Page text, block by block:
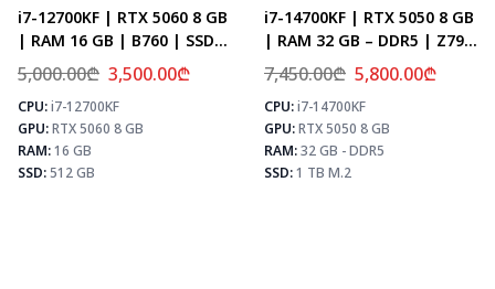
i7-12700KF | RTX 5060 8 GB
| RAM 16 GB | B760 | SSD
512 GB
5,000.00₾ 3,500.00₾
CPU:i7-12700KF
GPU:RTX 5060 8 GB
RAM:16 GB
SSD:512 GB
⚡ MAX FPS
CS2
331
PUBG
193
Fortnite
228
i7-14700KF | RTX 5050 8 GB
| RAM 32 GB – DDR5 | Z790
| SSD 1 TB M.2
7,450.00₾ 5,800.00₾
CPU:i7-14700KF
GPU:RTX 5050 8 GB
RAM:32 GB - DDR5
SSD:1 TB M.2